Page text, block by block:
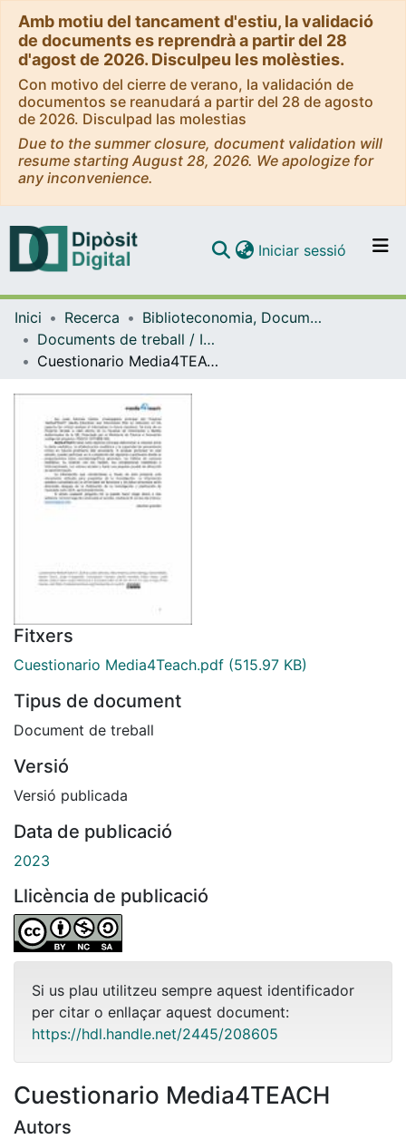
Amb motiu del tancament d'estiu, la validació
de documents es reprendrà a partir del 28
d'agost de 2026. Disculpeu les molèsties.
Con motivo del cierre de verano, la validación de
documentos se reanudará a partir del 28 de agosto
de 2026. Disculpad las molestias
Due to the summer closure, document validation will
resume starting August 28, 2026. We apologize for
any inconvenience.
Navega per tot el DD
Com publicar
Contacte
Iniciar sessió (current)
Inici Recerca
Biblioteconomia, Documentació i Comunicació Audiovisual
Documents de treball / Informes (Biblioteconomia, Documentació i Comunicació Audiovisual)
Cuestionario Media4TEACH
Fitxers
Cuestionario Media4Teach.pdf (515.97 KB)
Tipus de document
Document de treball
Versió
Versió publicada
Data de publicació
2023
Llicència de publicació
Si us plau utilitzeu sempre aquest identificador
per citar o enllaçar aquest document:
https://hdl.handle.net/2445/208605
Cuestionario Media4TEACH
Autors